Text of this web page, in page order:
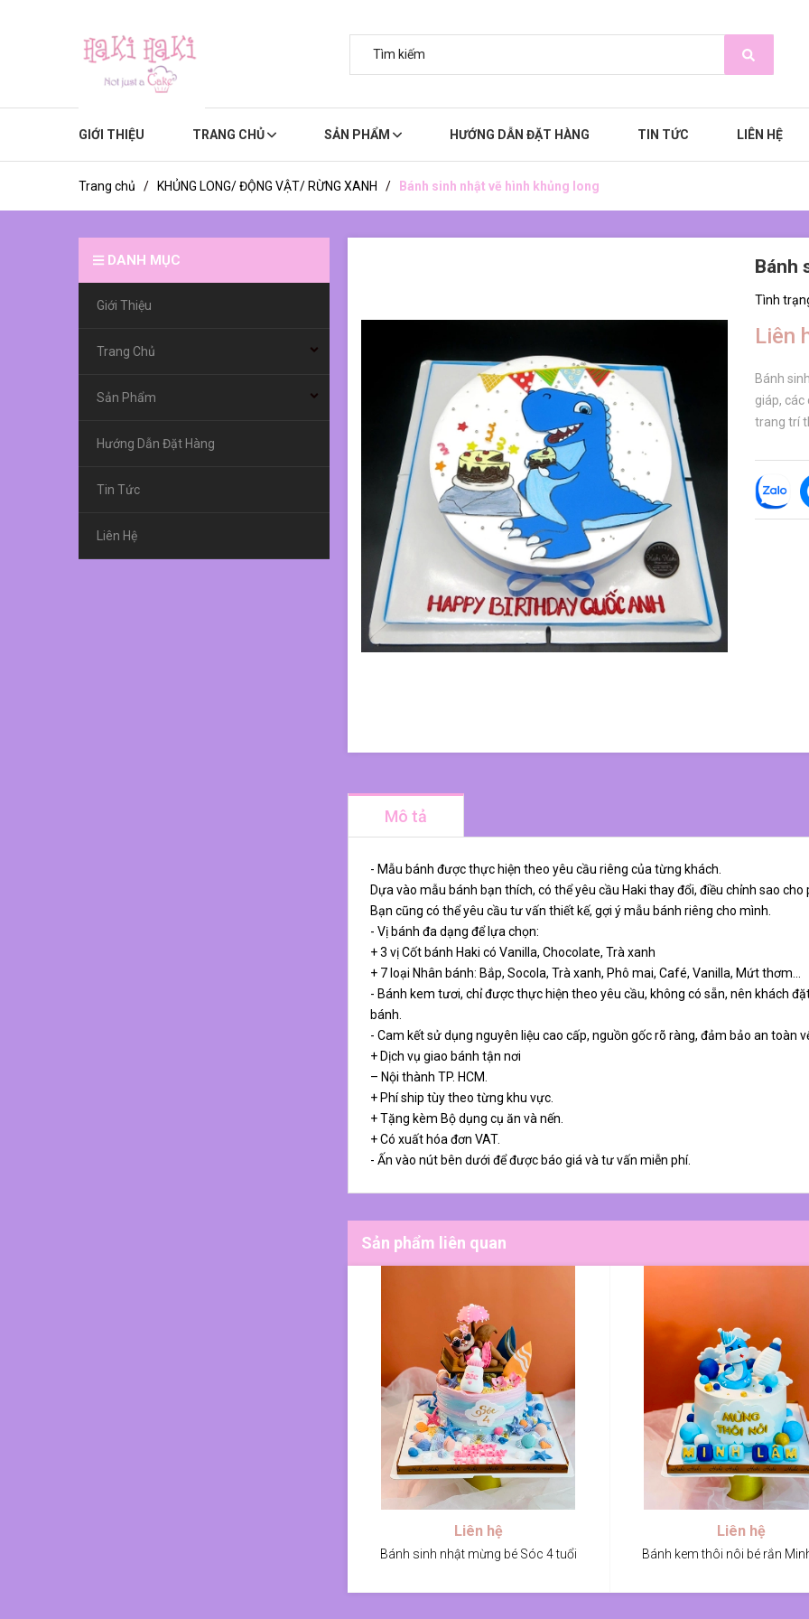
GIỚI THIỆU TRANG CHỦ SẢN PHẨM HƯỚNG DẪN ĐẶT HÀNG TIN TỨC LIÊN HỆ
Trang chủ / KHỦNG LONG/ ĐỘNG VẬT/ RỪNG XANH / Bánh sinh nhật vẽ hình khủng long
Bánh
Tình
Liên
Bánh
giáp, các
trang trí
Mô tả
- Mẫu bánh được thực hiện theo yêu cầu riêng của từng khách.
Dựa vào mẫu bánh bạn thích, có thể yêu cầu Haki thay đổi, điều chỉnh sao cho
Bạn cũng có thể yêu cầu tư vấn thiết kế, gợi ý mẫu bánh riêng cho mình.
- Vị bánh đa dạng để lựa chọn:
+ 3 vị Cốt bánh Haki có Vanilla, Chocolate, Trà xanh
+ 7 loại Nhân bánh: Bắp, Socola, Trà xanh, Phô mai, Café, Vanilla, Mứt thơm…
- Bánh kem tươi, chỉ được thực hiện theo yêu cầu, không có sẵn, nên khách
bánh.
- Cam kết sử dụng nguyên liệu cao cấp, nguồn gốc rõ ràng, đảm bảo an toàn
+ Dịch vụ giao bánh tận nơi
– Nội thành TP. HCM.
+ Phí ship tùy theo từng khu vực.
+ Tặng kèm Bộ dụng cụ ăn và nến.
+ Có xuất hóa đơn VAT.
- Ấn vào nút bên dưới để được báo giá và tư vấn miễn phí.
Sản phẩm liên quan
Liên hệ
Bánh sinh nhật mừng bé Sóc 4 tuổi
Liên hệ
Bánh kem thôi nôi bé rắn
DANH MỤC
Giới Thiệu
Trang Chủ
Sản Phẩm
Hướng Dẫn Đặt Hàng
Tin Tức
Liên Hệ